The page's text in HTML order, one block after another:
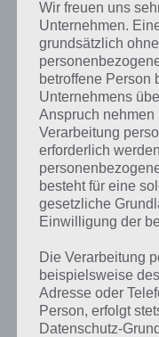
Wischt nun mit eurem
wird sichtbar, den ihr
Nun verschiebt sich
Fenster geöffnet wird.
Escape Action
Siehst du das Wort unten
steht “Shake”. Das ist
bedeutet nämlich
Android Gerät nun
Kurz darazf fällt ein roter
anzutippen gilt. Damit ist
Wir freuen uns
Unternehmen.
grundsätzlich
betroffene Person
Unternehmens
Anspruch
Verarbeitung
erforderlich
besteht für eine
gesetzliche
Einwilligung der
Die Verarbeitung
beispielsweise
Adresse oder
Person, erfolgt
Datenschutz-